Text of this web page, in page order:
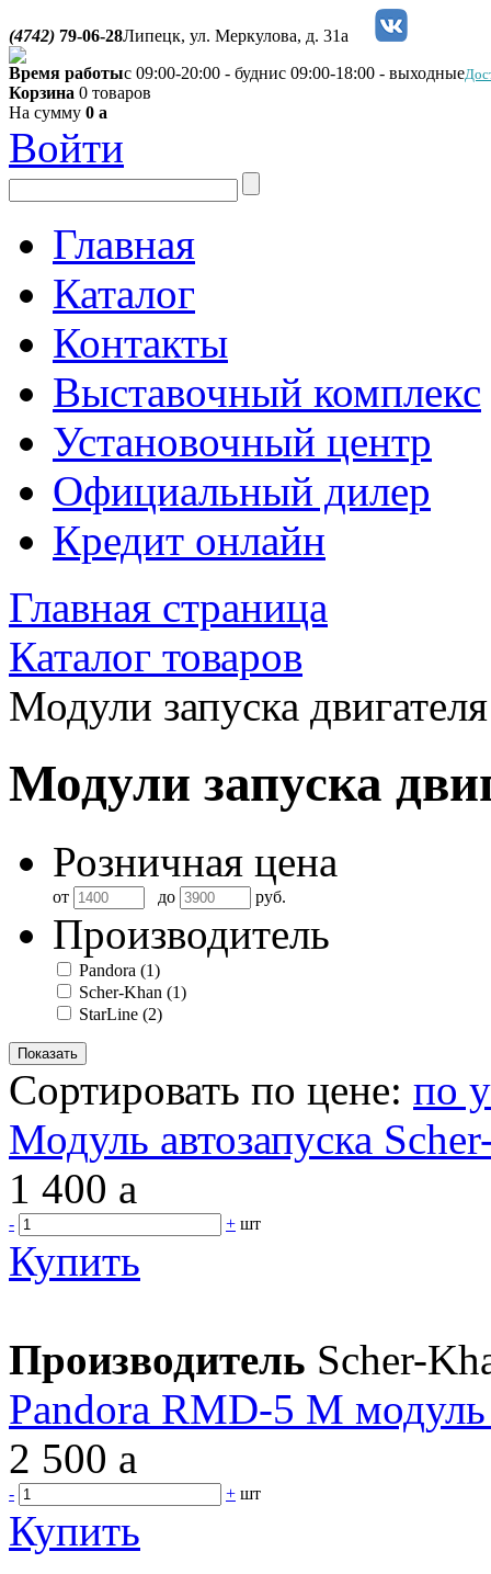
(4742) 79-06-28Липецк, ул. Меркулова, д. 31а
Время работыс 09:00-20:00 - буднис 09:00-18:00 - выходные
Корзина 0 товаров
На сумму 0 a
Войти
Главная
Каталог
Контакты
Выставочный комплекс
Установочный центр
Официальный дилер
Кредит онлайн
Главная страница
Каталог товаров
Модули запуска двигателя
Модули запуска
Розничная цена
от до руб.
Производитель
Pandora (1)
Scher-Khan (1)
StarLine (2)
Сортировать по цене: по
Модуль автозапуска
1 400 a
- + шт
Купить
Производитель Scher-
Pandora RMD-5 M модуль
2 500 a
- + шт
Купить